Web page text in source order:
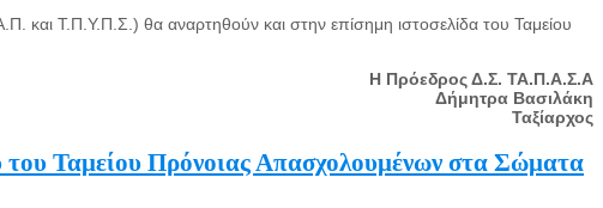
Τ.Π.Υ.Π.Σ.) θα αναρτηθούν και στην επίσημη ιστοσελίδα του Ταμείου
Η Πρόεδρος Δ.Σ. ΤΑ.Π.Α.Σ.Α
Δήμητρα Βασιλάκη
Ταξίαρχος
Ταμείου Πρόνοιας Απασχολουμένων στα Σώματα